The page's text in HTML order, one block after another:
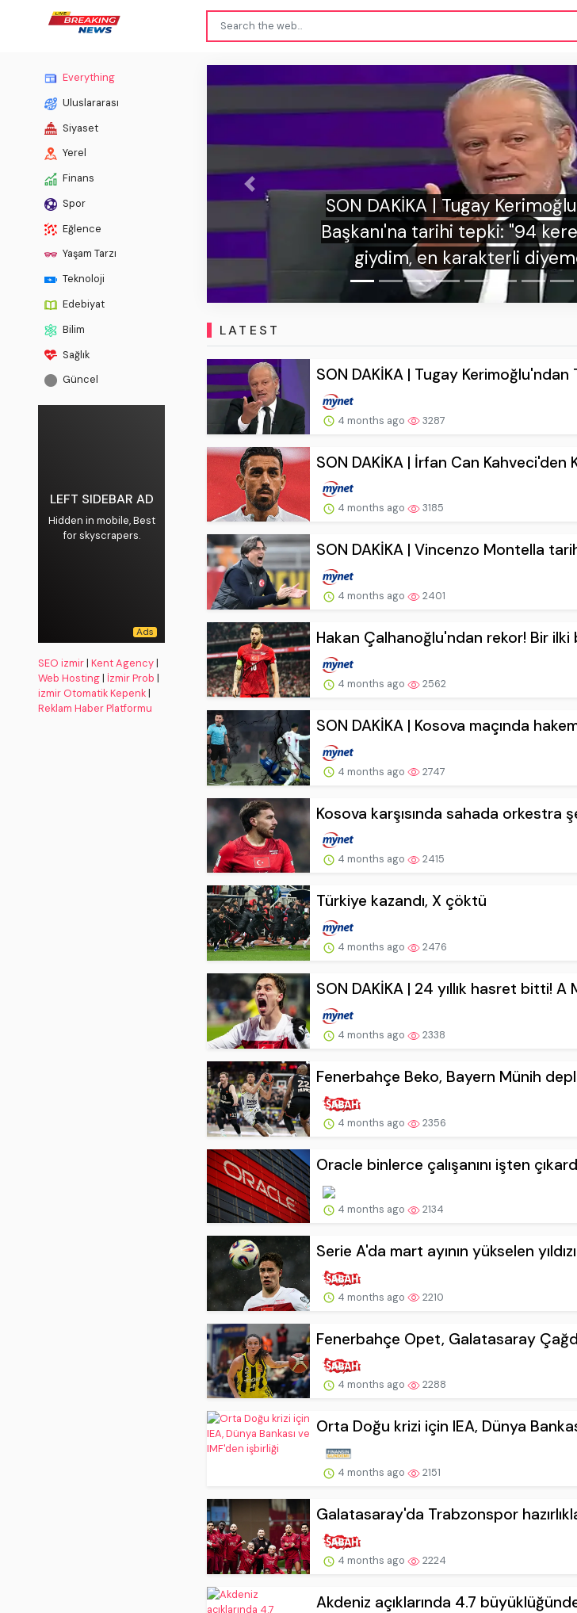
Everything
Uluslararası
Siyaset
Yerel
Finans
Spor
Eğlence
Yaşam Tarzı
Teknoloji
Edebiyat
Bilim
Sağlık
Güncel
LEFT SIDEBAR AD
Hidden in mobile, Best
for skyscrapers.
SEO izmir| Kent Agency|
Web Hosting| İzmir Prob |
izmir Otomatik Kepenk|
Reklam Haber Platformu
| Tugay Kerimoğlu'ndan TFF
tepki: "94 kere o formayı
karakterli diyemezsin!"
SON DAKİKA |
havai fişekli
Previous
LATEST
SON DAKİKA | Tugay Kerimoğlu'ndan
4 months ago 3287
SON DAKİKA | İrfan Can Kahveci'den
4 months ago 3185
SON DAKİKA | Vincenzo Montella
4 months ago 2401
Hakan Çalhanoğlu'ndan rekor! Bir ilki
4 months ago 2562
SON DAKİKA | Kosova maçında
4 months ago 2747
Kosova karşısında sahada orkestra
4 months ago 2415
Türkiye kazandı, X çöktü
4 months ago 2476
SON DAKİKA | 24 yıllık hasret bitti! A
4 months ago 2338
Fenerbahçe Beko, Bayern Münih
4 months ago 2356
Oracle binlerce çalışanını işten
4 months ago 2134
Serie A'da mart ayının yükselen
4 months ago 2210
Fenerbahçe Opet, Galatasaray
4 months ago 2288
Orta Doğu krizi için IEA, Dünya
4 months ago 2151
Galatasaray'da Trabzonspor
4 months ago 2224
Akdeniz açıklarında 4.7